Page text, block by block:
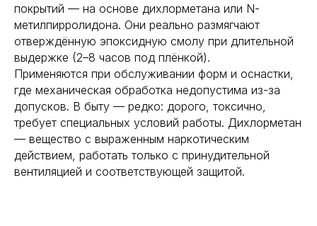
покрытий — на основе дихлорметана или N-
метилпирролидона. Они реально размягчают
отверждённую эпоксидную смолу при длительной
выдержке (2–8 часов под плёнкой).
Применяются при обслуживании форм и оснастки,
где механическая обработка недопустима из-за
допусков. В быту — редко: дорого, токсично,
требует специальных условий работы. Дихлорметан
— вещество с выраженным наркотическим
действием, работать только с принудительной
вентиляцией и соответствующей защитой.